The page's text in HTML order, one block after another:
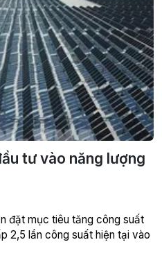
tư vào năng lượng
đặt mục tiêu tăng công suất
2,5 lần công suất hiện tại vào